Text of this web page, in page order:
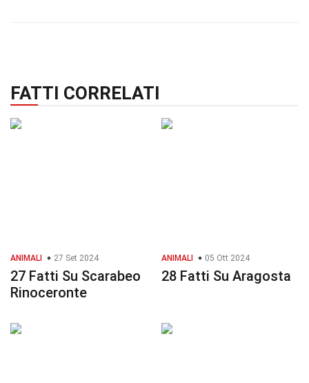
FATTI CORRELATI
ANIMALI 27 Set 2024
27 Fatti Su Scarabeo
Rinoceronte
ANIMALI 05 Ott 2024
28 Fatti Su Aragosta